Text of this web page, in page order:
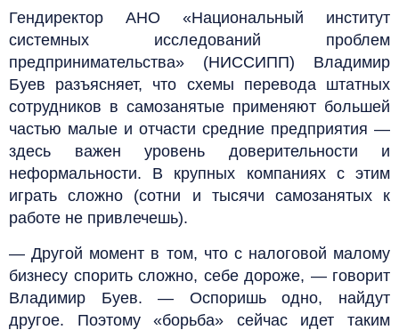
Гендиректор АНО «Национальный институт
системных исследований проблем
предпринимательства» (НИССИПП) Владимир
Буев разъясняет, что схемы перевода штатных
сотрудников в самозанятые применяют большей
частью малые и отчасти средние предприятия —
здесь важен уровень доверительности и
неформальности. В крупных компаниях с этим
играть сложно (сотни и тысячи самозанятых к
работе не привлечешь).
— Другой момент в том, что с налоговой малому
бизнесу спорить сложно, себе дороже, — говорит
Владимир Буев. — Оспоришь одно, найдут
другое. Поэтому «борьба» сейчас идет таким